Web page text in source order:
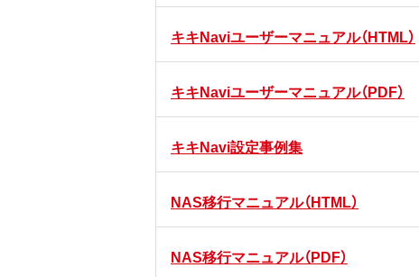
キキNaviユーザーマニュアル（HTML）
キキNaviユーザーマニュアル（PDF）
キキNavi設定事例集
NAS移行マニュアル（HTML）
NAS移行マニュアル（PDF）